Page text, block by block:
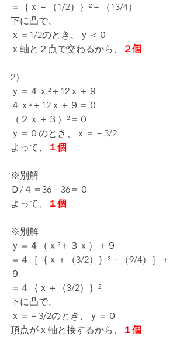
＝｛ｘ－（1/2）｝²－（13/4）
下に凸で、
ｘ＝1/2のとき、ｙ＜０
ｘ軸と２点で交わるから、
２個
2）
ｙ＝４ｘ²＋12ｘ＋９
４ｘ²＋12ｘ＋９＝０
（２ｘ＋３）²＝０
ｙ＝０のとき、ｘ＝－3/2
よって、
１個
※別解
Ｄ/４＝36－36＝０
よって、
１個
※別解
ｙ＝４（ｘ²＋３ｘ）＋９
＝４［｛ｘ＋（3/2）｝²－（9/4）］＋
９
＝４｛ｘ＋（3/2）｝²
下に凸で、
ｘ＝－3/2のとき、ｙ＝０
頂点がｘ軸と接するから、
１個